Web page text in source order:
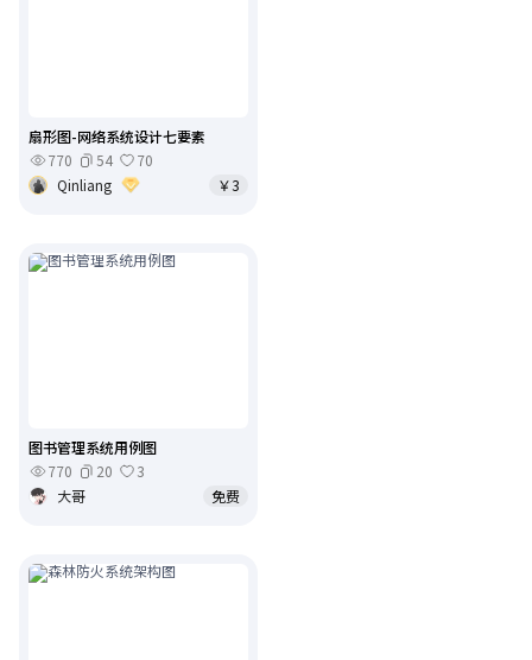
扇形图-网络系统设计七要素
770
54
70
Qinliang
￥3
图书管理系统用例图
770
20
3
大哥
免费